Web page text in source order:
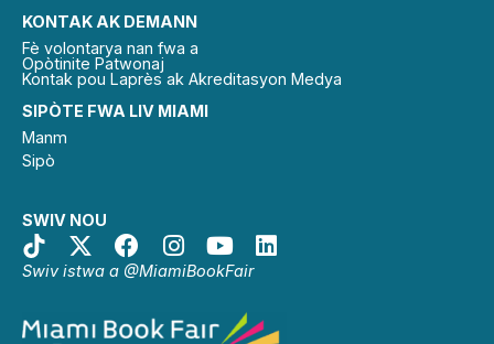
SIPÒTE FWA LIV MIAMI
Manm
Sipò
SWIV NOU
Swiv istwa a @MiamiBookFair
KONTAK AK DEMANN
Fè volontarya nan fwa a
Opòtinite Patwonaj
Kontak pou Laprès ak Akreditasyon Medya